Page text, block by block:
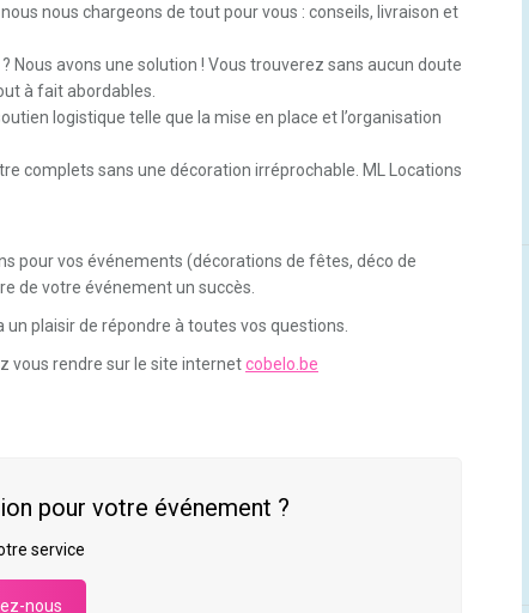
nous chargeons de tout pour vous : conseils, livraison et
avons une solution ! Vous trouverez sans aucun doute
à fait abordables.
logistique telle que la mise en place et l’organisation
complets sans une décoration irréprochable. ML Locations
pour vos événements (décorations de fêtes, déco de
de votre événement un succès.
plaisir de répondre à toutes vos questions.
vous rendre sur le site internetcobelo.be
pour votre événement ?
service
nous
était très professionnelle et
c’était parfait, merci à eux. Le
Géraldine C.
Merci beaucoup pour votre livraison dans
les temps